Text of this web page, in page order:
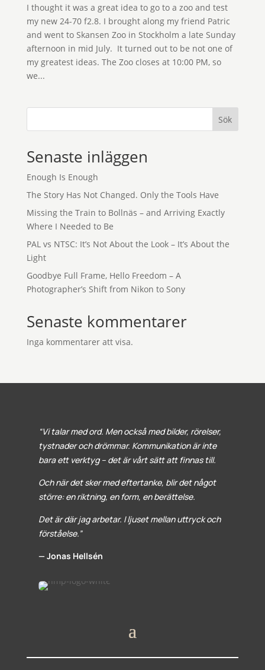
I thought it was a great idea to go to a zoo and test
my new 24-70 f2.8. I brought along my friend Patric
and went to Skansen Zoo in Stockholm a late Sunday
afternoon in mid July. It turned out to be not one of
my greatest ideas. The Zoo closes at 10:00 PM, so
we...
Sök
Senaste inläggen
Enough Is Enough
The Story Has Not Changed. Only the Tools Have
Missing the Train to Bollnäs – and Arriving Exactly
Where I Needed to Be
PAL vs NTSC: It’s Not About the Look – It’s About the
Light
Goodbye Full Frame, Hello Freedom – A
Photographer’s Shift from Nikon to Sony
Senaste kommentarer
Inga kommentarer att visa.
“Vi talar med ord. Men också med bilder, rörelser,
tystnader och drömmar. Kommunikation är inte
bara ett verktyg – det är vårt sätt att finnas till.
Och när det sker med eftertanke, blir det något
större: en riktning, en form, en berättelse.
Det är där jag arbetar. I ljuset mellan uttryck och
förståelse.”
— Jonas Hellsén